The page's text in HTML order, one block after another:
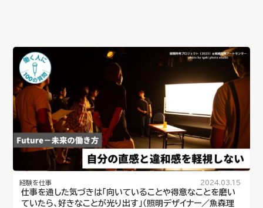
経験を仕事 2024.03.15
仕事を通した気づきは「向いていることや得意なことを磨い
ていたら、好きなことが光り出す」（照明デザイナー／魚森理